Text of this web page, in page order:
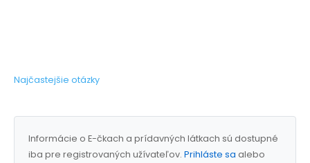
Najčastejšie otázky
Informácie o E-čkach a prídavných látkach sú dostupné
iba pre registrovaných užívateľov. Prihláste sa alebo